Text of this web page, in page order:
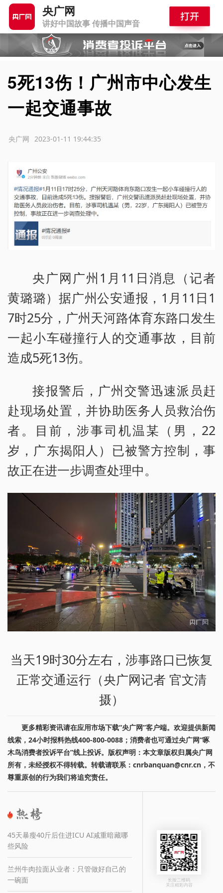
央广网
讲好中国故事 传播中国声音
5死13伤！广州市中心发生
一起交通事故
2023-01-11 19:44:35
央广网
央广网广州1月11日消息（记者
黄璐璐）据广州公安通报，1月11日1
7时25分，广州天河路体育东路口发生
一起小车碰撞行人的交通事故，目前
造成5死13伤。
接报警后，广州交警迅速派员赶
赴现场处置，并协助医务人员救治伤
者。目前，涉事司机温某（男，22
岁，广东揭阳人）已被警方控制，事
故正在进一步调查处理中。
当天19时30分左右，涉事路口已恢复
正常交通运行（央广网记者 官文清
摄）
更多精彩资讯请在应用市场下载“央广网”客户端。欢迎提供新闻
线索，24小时报料热线400-800-0088；消费者也可通过央广网“啄
木鸟消费者投诉平台”线上投诉。版权声明：本文章版权归属央广网
所有，未经授权不得转载。转载请联系：cnrbanquan@cnr.cn，不
尊重原创的行为我们将追究责任。
45天暴瘦40斤后住进ICU AI减重暗藏哪
些风险
兰州牛肉拉面从业者：只管做好自己的
一碗面
长按二维码
关注精彩内容